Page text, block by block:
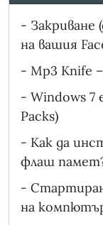
- Закриване
на вашия
- Mp3 Knife
- Windows 7
Packs)
- Как да
флаш
-
на